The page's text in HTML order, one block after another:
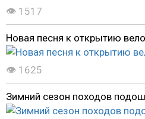
👁 1517
Новая песня к открытию
👁 1625
Зимний сезон походов